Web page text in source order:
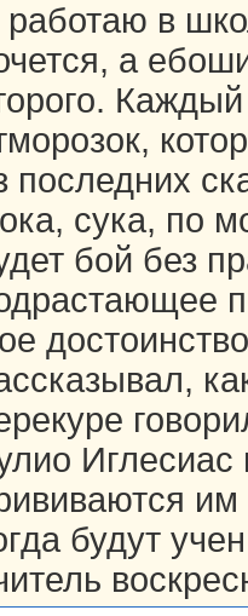
в
а
последних
сука, по
бой без
Иглесиас
будут